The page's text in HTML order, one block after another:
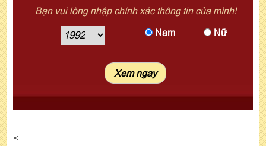
Bạn vui lòng nhập chính xác thông tin của mình!
Nam Nữ
<